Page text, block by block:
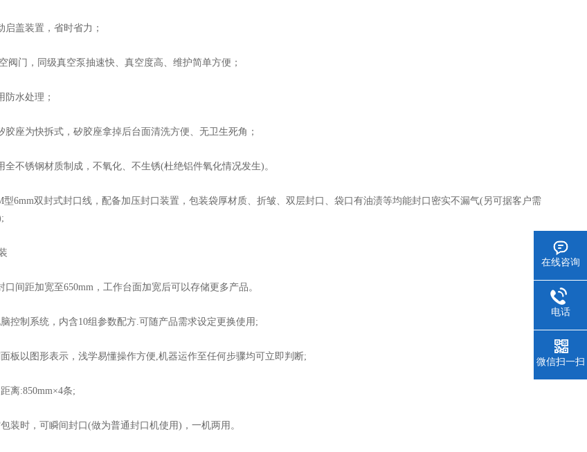
盖装置，省时省力；
门，同级真空泵抽速快、真空度高、维护简单方便；
水处理；
座为快拆式，矽胶座拿掉后台面清洗方便、无卫生死角；
不锈钢材质制成，不氧化、不生锈(杜绝铝件氧化情况发生)。
双封式封口线，配备加压封口装置，包装袋厚材质、折皱、双层封口、袋口有油渍等均能封口密实不漏气(另可据客户需
距加宽至650mm，工作台面加宽后可以存储更多产品。
制系统，内含10组参数配方.可随产品需求设定更换使用;
以图形表示，浅学易懂操作方便,机器运作至任何步骤均可立即判断;
:850mm×4条;
时，可瞬间封口(做为普通封口机使用)，一机两用。
在线咨询
电话
微信扫一扫